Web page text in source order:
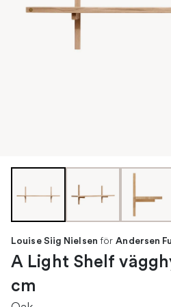
Louise Siig Nielsen för Andersen
A Light Shelf
cm